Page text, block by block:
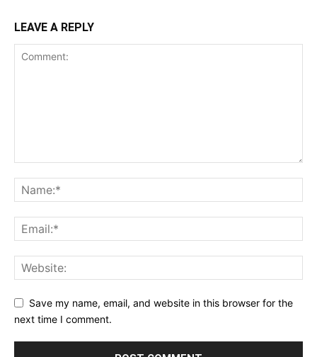
LEAVE A REPLY
Save my name, email, and website in this browser for the
next time I comment.